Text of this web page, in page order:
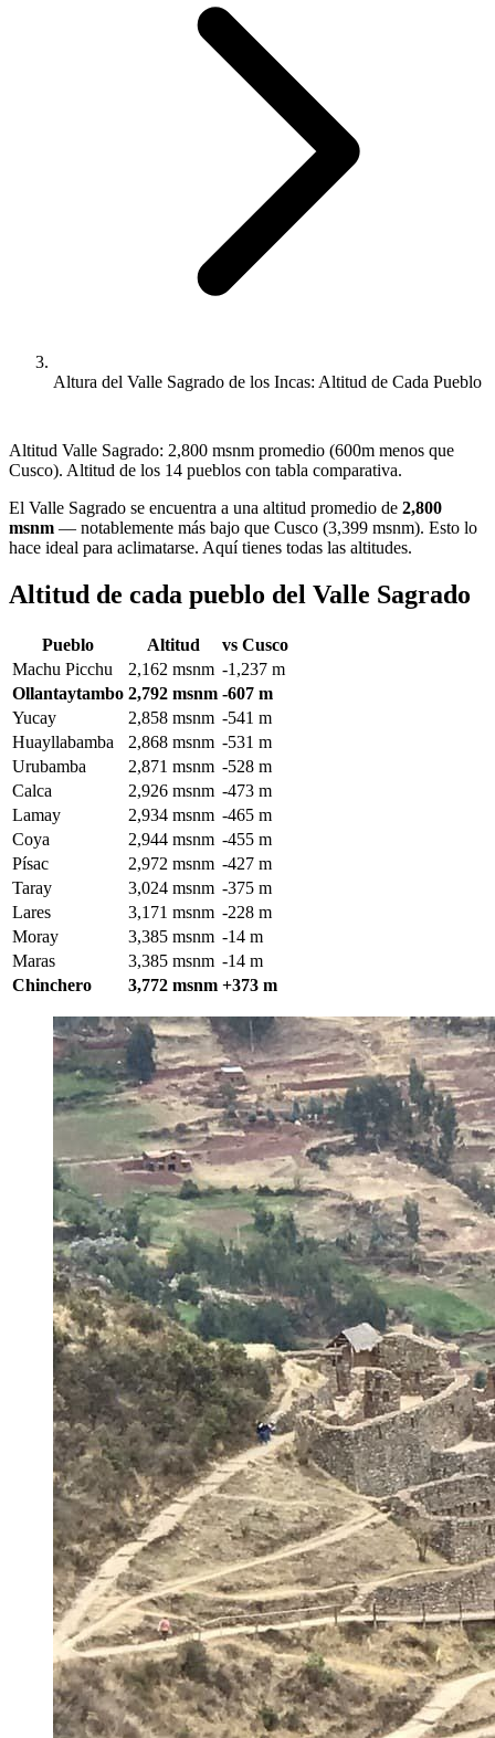
Altura del Valle Sagrado de los Incas: Altitud de Cada Pueblo
Altitud Valle Sagrado: 2,800 msnm promedio (600m menos que
Cusco). Altitud de los 14 pueblos con tabla comparativa.
El Valle Sagrado se encuentra a una altitud promedio de 2,800
msnm — notablemente más bajo que Cusco (3,399 msnm). Esto lo
hace ideal para aclimatarse. Aquí tienes todas las altitudes.
Altitud de cada pueblo del Valle Sagrado
Pueblo Altitud
vs Cusco
Machu Picchu
2,162 msnm -1,237 m
Ollantaytambo 2,792 msnm -607 m
Yucay
2,858 msnm -541 m
Huayllabamba
2,868 msnm -531 m
Urubamba
2,871 msnm -528 m
Calca
2,926 msnm -473 m
Lamay
2,934 msnm -465 m
Coya
2,944 msnm -455 m
Písac
2,972 msnm -427 m
Taray
3,024 msnm -375 m
Lares
3,171 msnm -228 m
Moray
3,385 msnm -14 m
Maras
3,385 msnm -14 m
Chinchero
3,772 msnm +373 m